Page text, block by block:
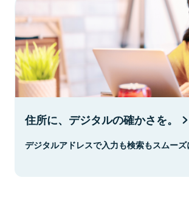
住所に、デジタルの確かさを。
デジタルアドレスで入力も検索もスムーズ